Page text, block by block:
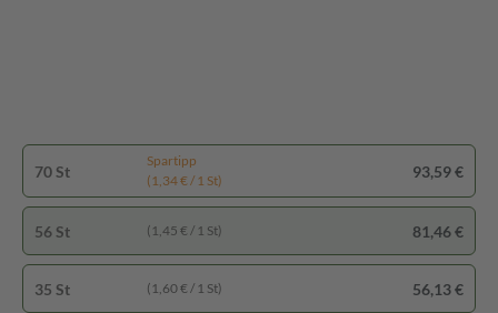
70 St
Spartipp
(1,34 € / 1 St)
93,59 €
56 St (1,45 € / 1 St) 81,46 €
35 St (1,60 € / 1 St) 56,13 €